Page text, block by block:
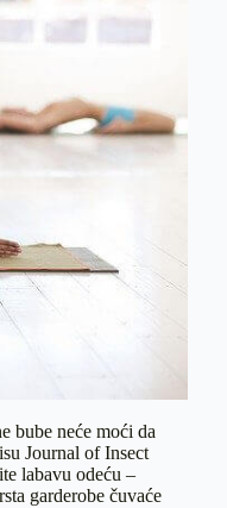
bube neće moći da
Journal of Insect
labavu odeću –
garderobe čuvaće